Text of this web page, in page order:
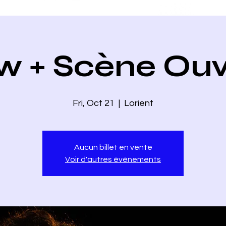
+ Scène
Fri, Oct 21
  |
Lorient
Aucun billet en vente
Voir d'autres événements